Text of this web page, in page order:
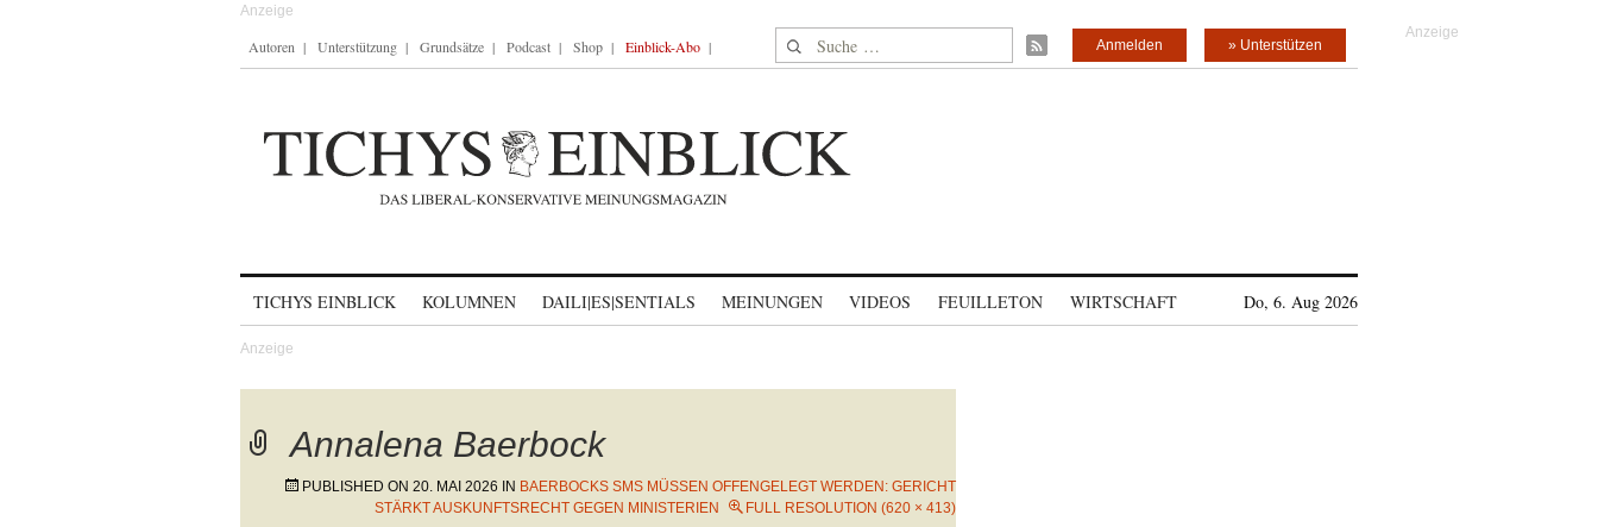
Autoren Unterstützung Grundsätze Podcast Shop Einblick-Abo Suche nach: » Unterstützen
Anmelden
TICHYS EINBLICK KOLUMNEN DAILI|ES|SENTIALS MEINUNGEN VIDEOS FEUILLETON WIRTSCHAFT Do, 6. Aug 2026
Annalena Baerbock
PUBLISHED ON 20. MAI 2026 IN BAERBOCKS SMS MÜSSEN OFFENGELEGT WERDEN: GERICHT
STÄRKT AUSKUNFTSRECHT GEGEN MINISTERIEN
FULL RESOLUTION (620 × 413)